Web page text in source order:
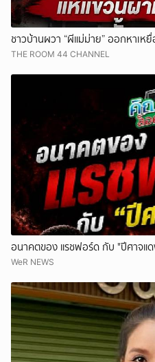
ชาวบ้านผวา “ผีแม่ม่าย” ออกหาเห
THE ROOM 44 CHANNEL
อนาคตของ แรชฟอร์ด กับ "ปีศาจแ
WeR NEWS